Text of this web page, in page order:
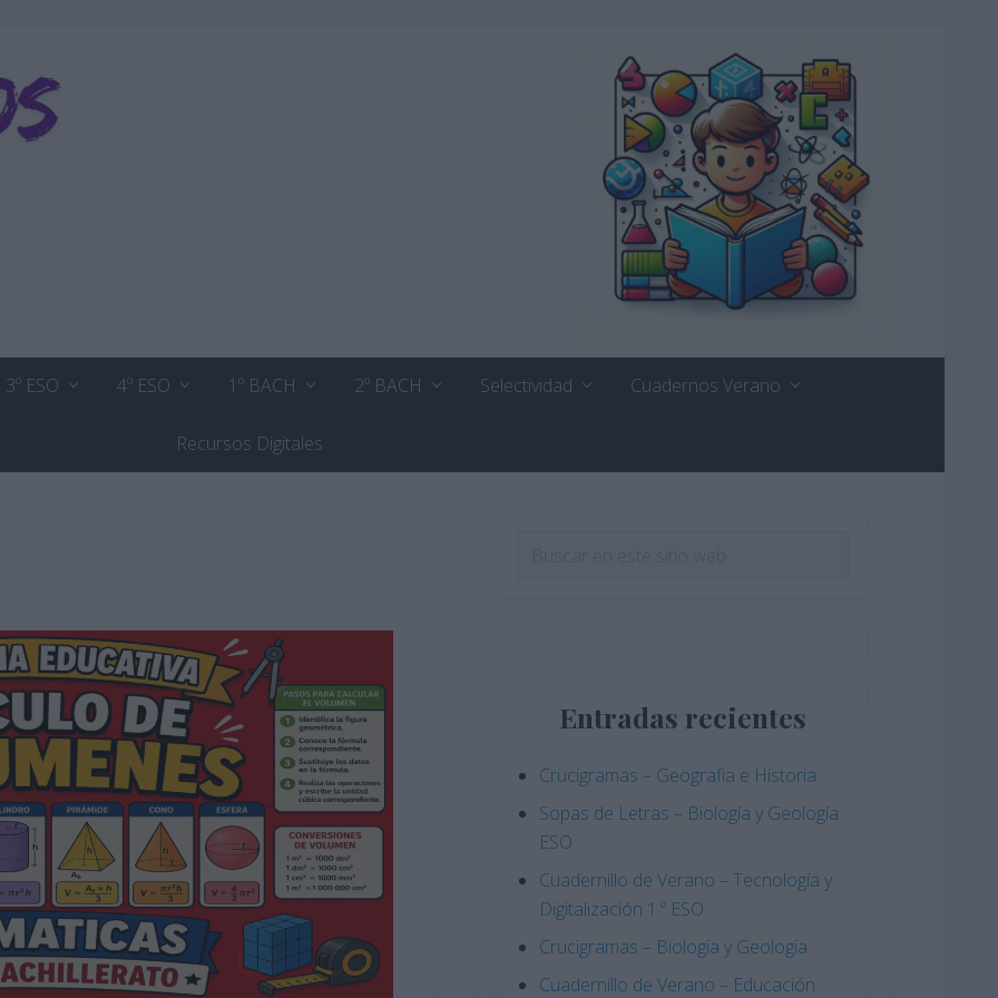
3º ESO 4º ESO 1º BACH 2º BACH Selectividad Cuadernos Verano
Recursos Digitales
Entradas recientes
Crucigramas – Geografia e Historia
Sopas de Letras – Biología y Geología
ESO
Cuadernillo de Verano – Tecnología y
Digitalización 1.º ESO
Crucigramas – Biologia y Geologia
Cuadernillo de Verano – Educación